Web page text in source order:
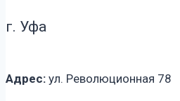
г. Уфа
Адрес: ул. Революционная 78